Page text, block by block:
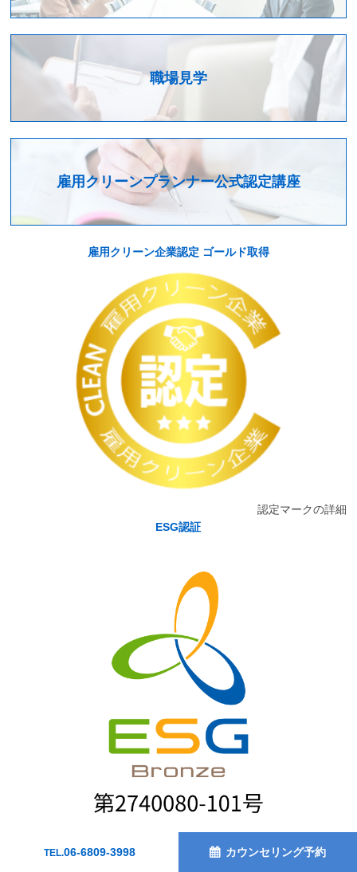
TEL.06-6809-3998 カウンセリング予約
職場見学
雇用クリーンプランナー公式認定講座
雇用クリーン企業認定 ゴールド取得
認定マークの詳細
ESG認証